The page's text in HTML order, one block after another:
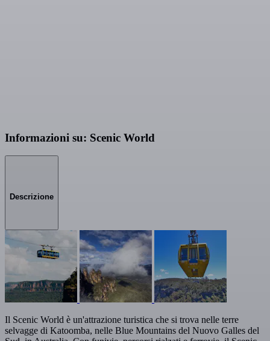
Informazioni su: Scenic World
Descrizione
Il Scenic World è un'attrazione turistica che si trova nelle terre
selvagge di Katoomba, nelle Blue Mountains del Nuovo Galles del